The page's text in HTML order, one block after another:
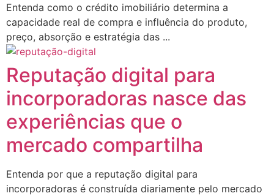
Entenda como o crédito imobiliário determina a
capacidade real de compra e influência do produto,
preço, absorção e estratégia das ...
Reputação digital para
incorporadoras nasce das
experiências que o
mercado compartilha
Entenda por que a reputação digital para
incorporadoras é construída diariamente pelo mercado